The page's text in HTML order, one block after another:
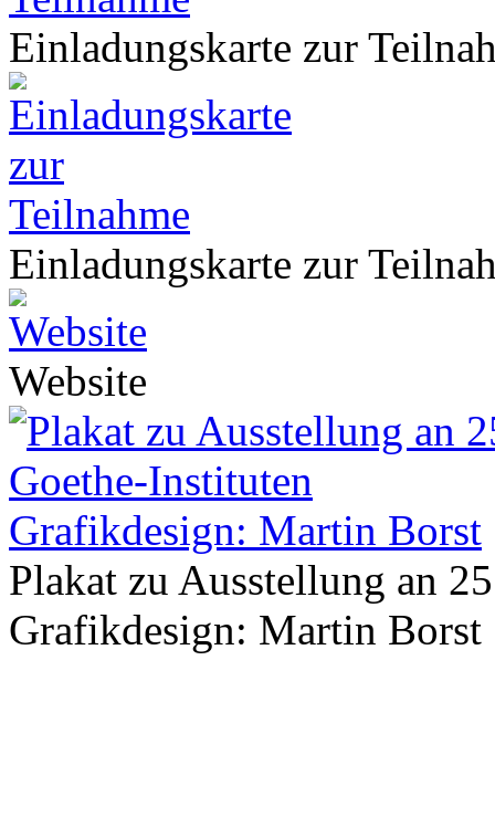
Einladungskarte zur
Einladungskarte zur
Website
Plakat zu Ausstellung an
Grafikdesign: Martin Borst